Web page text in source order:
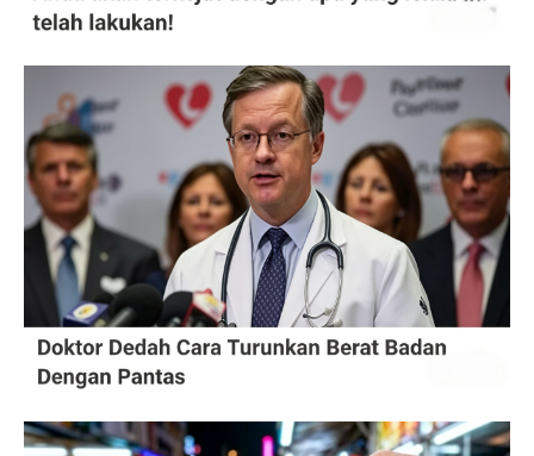
10. Masak sambal sehingga kaki ayam empuk dan semua bahan
Sumber:Siti Aziera